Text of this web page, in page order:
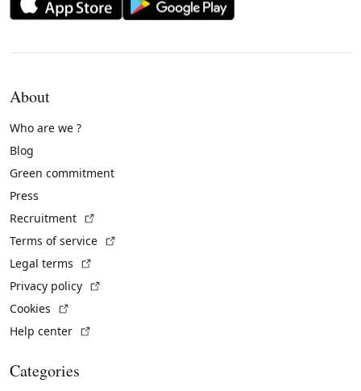
About
Who are we ?
Blog
Green commitment
Press
Recruitment
Terms of service
Legal terms
Privacy policy
Cookies
Help center
Categories